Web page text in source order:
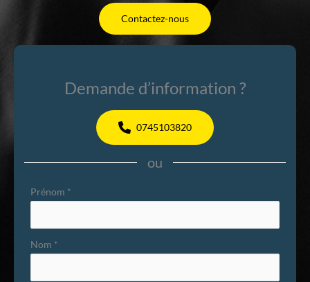
Contactez-nous
Demande d’information ?
0745103820
ou
Formulaire
avec
téléphone
Prénom *
Nom *